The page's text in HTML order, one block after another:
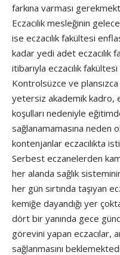
farkına varması
Eczacılık mesleğinin
ise eczacılık fakültesi
kadar yedi adet eczacılık
itibarıyla eczacılık fakültesi
Kontrolsüzce ve plansızca
yetersiz akademik kadro,
koşulları nedeniyle
sağlanamamasına neden
kontenjanlar eczacılıkta
Serbest eczanelerden
her alanda sağlık
her gün sırtında taşıyan
kemiğe dayandığı yer
dört bir yanında gece
görevini yapan eczacılar,
sağlanmasını